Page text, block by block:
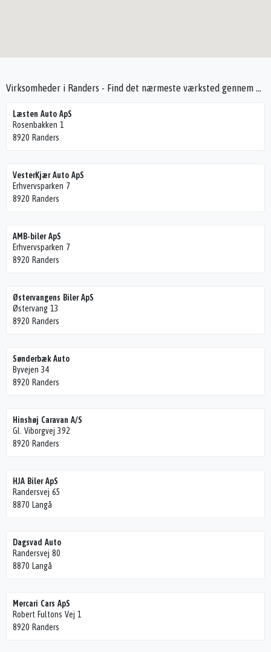
Virksomheder i Randers - Find det nærmeste værksted gennem Seek4Cars
Læsten Auto ApS
Rosenbakken 1
8920 Randers
VesterKjær Auto ApS
Erhvervsparken 7
8920 Randers
AMB-biler ApS
Erhvervsparken 7
8920 Randers
Østervangens Biler ApS
Østervang 13
8920 Randers
Sønderbæk Auto
Byvejen 34
8920 Randers
Hinshøj Caravan A/S
Gl. Viborgvej 392
8920 Randers
HJA Biler ApS
Randersvej 65
8870 Langå
Dagsvad Auto
Randersvej 80
8870 Langå
Mercari Cars ApS
Robert Fultons Vej 1
8920 Randers